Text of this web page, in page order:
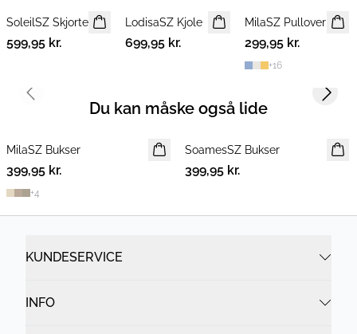
NYHED
SoleilSZ Skjorte
599,95 kr.
NYHED
LodisaSZ Kjole
699,95 kr.
NYHED
MilaSZ Pullover
299,95 kr.
+16
Du kan måske også lide
NYHED
MilaSZ Bukser
399,95 kr.
+4
NYHED
SoamesSZ Bukser
399,95 kr.
Previous slide Next
KUNDESERVICE
INFO